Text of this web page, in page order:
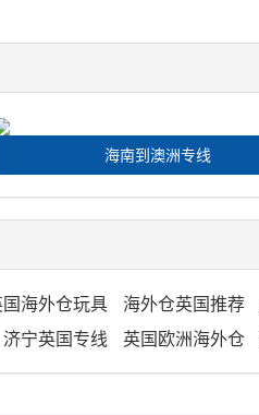
海南到澳洲专线
国海外仓玩具 海外仓英国推荐
济宁英国专线 英国欧洲海外仓